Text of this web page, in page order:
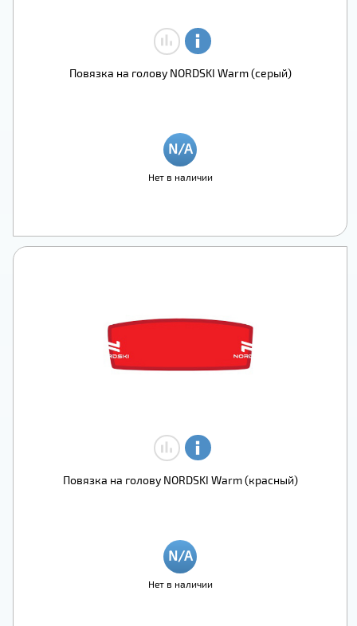
Повязка на голову NORDSKI Warm (серый)
Нет в наличии
Повязка на голову NORDSKI Warm (красный)
Нет в наличии